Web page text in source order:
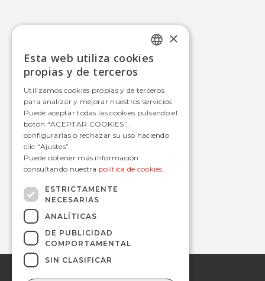
Autobús
Tranvía
Metro
Estaciones
Contacto
informacion@avanzagrupo.com
+34 916 021 900
C/ San Norberto, 48 • 28021 – Madrid
© 2019 Avanza.
SPANISH
×
Esta web utiliza cookies
propias y de terceros
Utilizamos cookies propias y de terceros
para analizar y mejorar nuestros servicios.
Puede aceptar todas las cookies pulsando el
botón “ACEPTAR COOKIES”,
configurarlas o rechazar su uso haciendo
clic “Ajustes”.
Puede obtener más información
consultando nuestra política de cookies.
ESTRICTAMENTE
NECESARIAS
ANALÍTICAS
DE PUBLICIDAD
COMPORTAMENTAL
SIN CLASIFICAR